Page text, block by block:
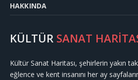
HAKKINDA
KÜLTÜR SANAT
Kültür Sanat Haritası, şehirlerin yakın
eğlence ve kent insanını her ay